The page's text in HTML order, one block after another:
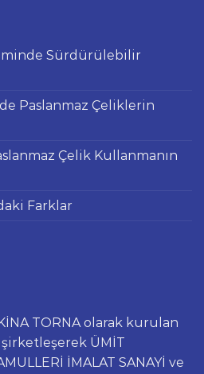
Sürdürülebilir
Paslanmaz Çeliklerin
Çelik Kullanmanın
Farklar
TORNA olarak kurulan
şirketleşerek ÜMİT
İMALAT SANAYİ ve